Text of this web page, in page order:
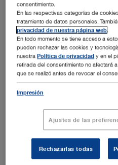
Peso
Número máximo de
Gama de productos
Añadir al
consentimiento.
En las respectivas categorías de
tratamiento de datos personales.
privacidad de nuestra página web
En todo momento se tiene acceso a
pueden rechazar las cookies y
nuestraPolítica de privacidad y en el
retirada del consentimiento no afectará
que se realizó antes de revocar el
Impresión
Ajustes de las
Rechazarlas todas